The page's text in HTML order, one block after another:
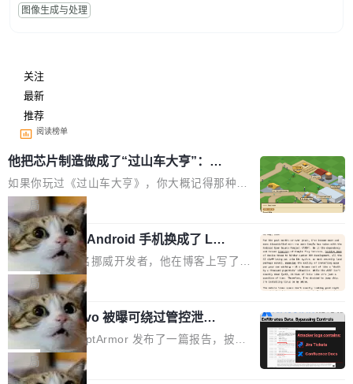
图像生成与处理
关注
最新
推荐
阅读榜单
他把芯片制造做成了“过山车大亨”：一
个浏览器里的半导体工厂
如果你玩过《过山车大亨》，你大概记得那种俯
瞰视角——小人在公园里走来走去，游乐设施运
转着，一切都在你的注视下运行。现在想象同样
的视角，但公园里不是过山车，而是一座完整的
芯片制造工厂。 这就是 Chip Tycoon。 一个黄
色的小车载着一片硅晶圆，穿过 20 栋建筑，从
石英砂一路走到封装好的芯片。晶圆在每一站都
会发生肉眼可见的变化——长晶体、抛光、涂光
刻胶、蚀刻、离子注入、铜互联。公园中央是一
个环形路线，因为芯片制造需要把光刻流程重复
大约 60 次，每次一层。动画里简化为 4 圈。 整
局
一名开发者将 Android 手机换成了 Lin
ux，称“AOSP 已死”
Runarcn 是一名挪威开发者，他在博客上写了一
篇文章，标题很直白：《I'm switching my phon
e from Android to Linux》。 他的核心论点很简
单：AOSP（Android Open Source Project）
已经死了。不是技术上死了，而是作为一个真正
的开源项目死了。Google 把越来越多的核心功
能从 AOSP 移到了闭源的 Google Play Service
局
Atlassian Rovo 被曝可绕过管控泄露 J
ira 和 Confluence 数据，厂商两个月没
回复
安全公司 PromptArmor 发布了一篇报告，披露
Atlassian 的 AI agent Rovo 存在严重的数据泄
露漏洞：攻击者可以通过 indirect prompt inject
局